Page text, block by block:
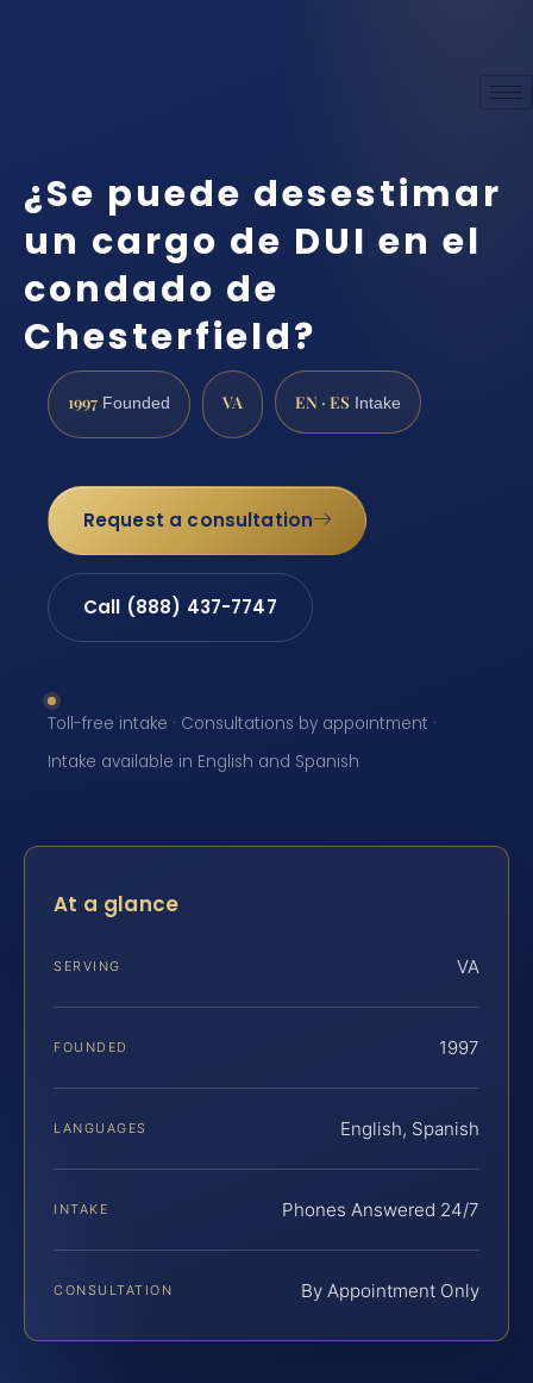
¿Se puede desestimar
un cargo de DUI en el
condado de
Chesterfield?
1997 Founded VA EN · ES Intake
Request a consultation
Call (888) 437-7747
Toll-free intake · Consultations by appointment ·
Intake available in English and Spanish
At a glance
SERVING VA
FOUNDED 1997
LANGUAGES English, Spanish
INTAKE Phones Answered 24/7
CONSULTATION By Appointment Only